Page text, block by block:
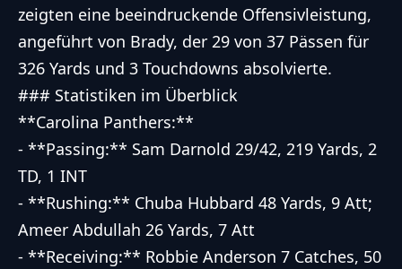
zeigten eine beeindruckende Offensivleistung,
angeführt von Brady, der 29 von 37 Pässen für
326 Yards und 3 Touchdowns absolvierte.
### Statistiken im Überblick
**Carolina Panthers:**
- **Passing:** Sam Darnold 29/42, 219 Yards, 2
TD, 1 INT
- **Rushing:** Chuba Hubbard 48 Yards, 9 Att;
Ameer Abdullah 26 Yards, 7 Att
- **Receiving:** Robbie Anderson 7 Catches, 50